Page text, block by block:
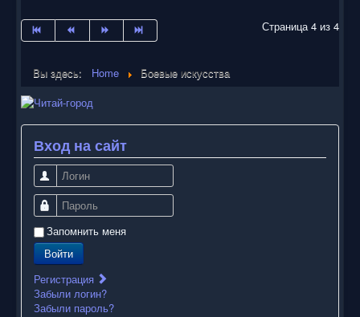
Страница 4 из 4
Вы здесь: Home Боевые искусства
Вход на сайт
Логин
Пароль
Запомнить меня
Войти
Регистрация
Забыли логин?
Забыли пароль?